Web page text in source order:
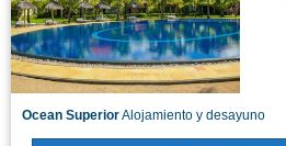
Ocean SuperiorAlojamiento y desayuno